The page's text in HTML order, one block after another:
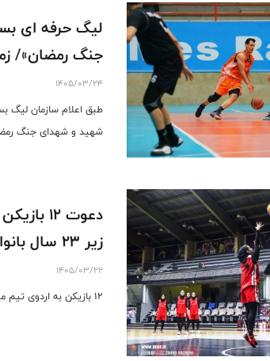
لیگ حرفه ای
جنگ رمضان»/
1405/03/24
طبق اعلام سازمان لیگ
شهید و شهدای جنگ رمضان»، ۲۸ خرداد برگزار
زیر ۲۳ سال بانوان
1405/03/22
۱۲ بازیکن به اردوی تیم ملی بسکتبال ۳ نفره زیر ۲۳ سال بانوان دعوت شدند.